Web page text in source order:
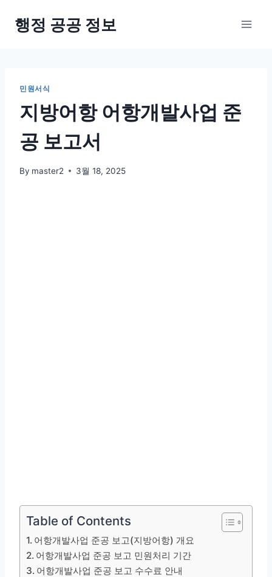
행정 공공 정보
민원서식
지방어항 어항개발사업 준
공 보고서
By master2 3월 18, 2025
Table of Contents
어항개발사업 준공 보고(지방어항) 개요
어항개발사업 준공 보고 민원처리 기간
어항개발사업 준공 보고 수수료 안내